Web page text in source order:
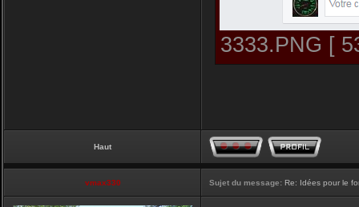
3333.PNG [
Haut
vmax330 Sujet du message: Re: Idées pour le